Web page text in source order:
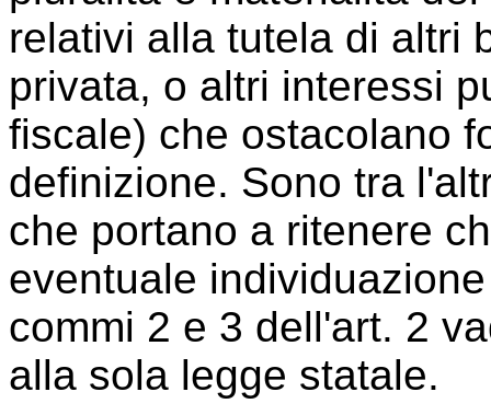
relativi alla tutela di altri
privata, o altri interessi
fiscale) che ostacolano
definizione. Sono tra
che portano a ritenere
eventuale
commi 2 e 3 dell'art. 2
alla sola legge statale.